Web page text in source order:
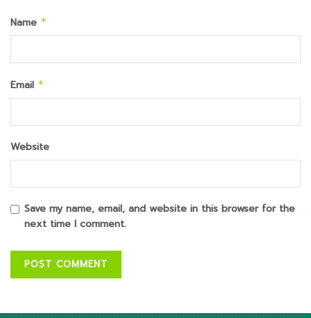
Name *
Email *
Website
Save my name, email, and website in this browser for the
next time I comment.